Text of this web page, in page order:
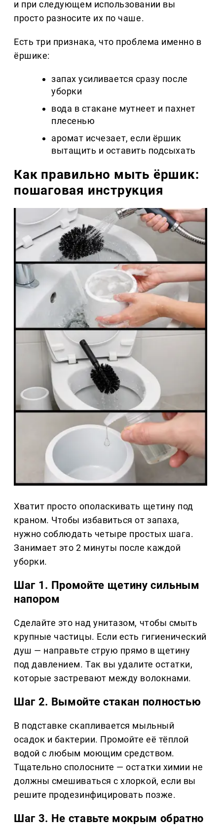
и при следующем использовании вы
просто разносите их по чаше.
Есть три признака, что проблема именно в
ёршике:
запах усиливается сразу после
уборки
вода в стакане мутнеет и пахнет
плесенью
аромат исчезает, если ёршик
вытащить и оставить подсыхать
Как правильно мыть ёршик:
пошаговая инструкция
Хватит просто ополаскивать щетину под
краном. Чтобы избавиться от запаха,
нужно соблюдать четыре простых шага.
Занимает это 2 минуты после каждой
уборки.
Шаг 1. Промойте щетину сильным
напором
Сделайте это над унитазом, чтобы смыть
крупные частицы. Если есть гигиенический
душ — направьте струю прямо в щетину
под давлением. Так вы удалите остатки,
которые застревают между волокнами.
Шаг 2. Вымойте стакан полностью
В подставке скапливается мыльный
осадок и бактерии. Промойте её тёплой
водой с любым моющим средством.
Тщательно сполосните — остатки химии не
должны смешиваться с хлоркой, если вы
решите продезинфицировать позже.
Шаг 3. Не ставьте мокрым обратно